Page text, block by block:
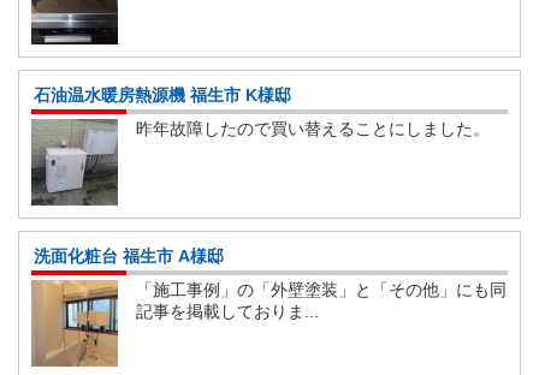
石油温水暖房熱源機 福生市 K様邸
昨年故障したので買い替えることにしました。
洗面化粧台 福生市 A様邸
「施工事例」の「外壁塗装」と「その他」にも同
記事を掲載しておりま...